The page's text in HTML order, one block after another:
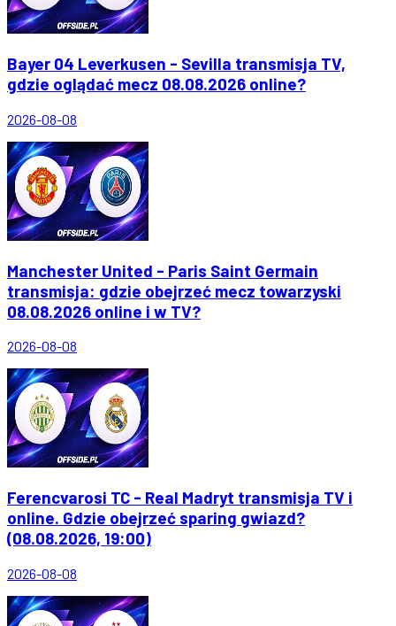
Bayer 04 Leverkusen - Sevilla transmisja TV,
gdzie oglądać mecz 08.08.2026 online?
2026-08-08
Manchester United - Paris Saint Germain
transmisja: gdzie obejrzeć mecz towarzyski
08.08.2026 online i w TV?
2026-08-08
Ferencvarosi TC - Real Madryt transmisja TV i
online. Gdzie obejrzeć sparing gwiazd?
(08.08.2026, 19:00)
2026-08-08